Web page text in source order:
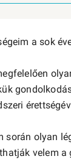
a sok
során olyan
velem a